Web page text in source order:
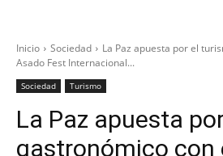
Inicio Sociedad
La Paz apuesta por el
Asado Fest Internacional...
Sociedad Turismo
La Paz apuesta
gastronómico con